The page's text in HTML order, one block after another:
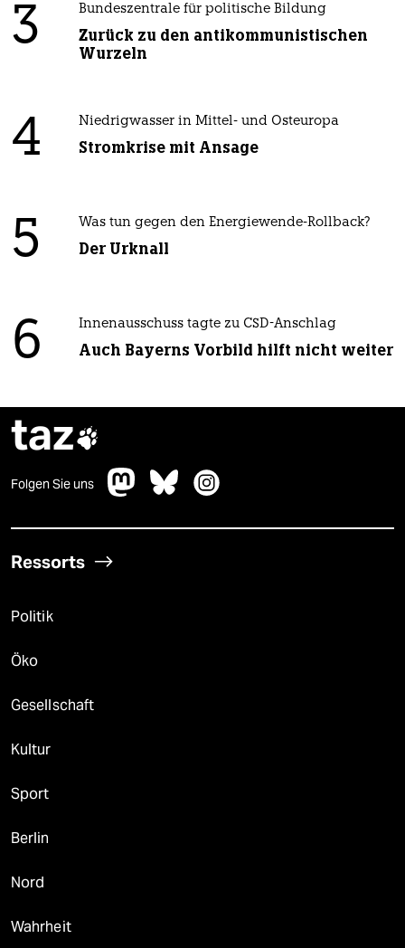
3 Bundeszentrale für politische Bildung
Zurück zu den antikommunistischen
Wurzeln
4 Niedrigwasser in Mittel- und Osteuropa
Stromkrise mit Ansage
5 Was tun gegen den Energiewende-Rollback?
Der Urknall
6 Innenausschuss tagte zu CSD-Anschlag
Auch Bayerns Vorbild hilft nicht weiter
taz
Folgen Sie uns
Ressorts
Politik
Öko
Gesellschaft
Kultur
Sport
Berlin
Nord
Wahrheit